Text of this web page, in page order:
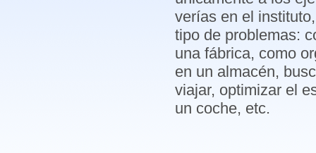
verías en el
tipo de problemas:
una fábrica, como
en un almacén,
viajar, optimizar el
un coche, etc.